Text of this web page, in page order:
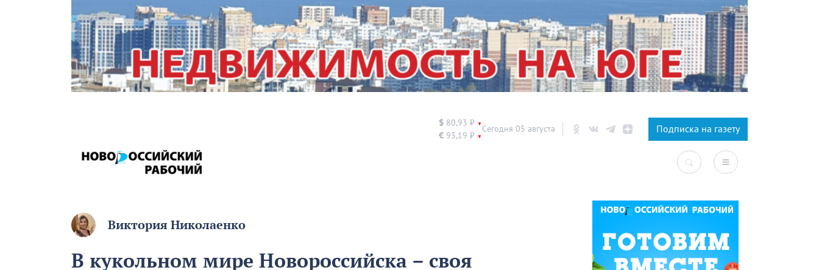
$ 80,93 ₽ ▼
€ 93,19 ₽ ▼
Сегодня 05 августа Подписка на газету
Виктория Николаенко
В кукольном мире Новороссийска – своя